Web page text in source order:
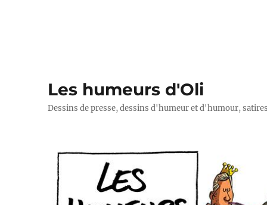
Les humeurs d'Oli
Dessins de presse, dessins d'humeur et d'humour,